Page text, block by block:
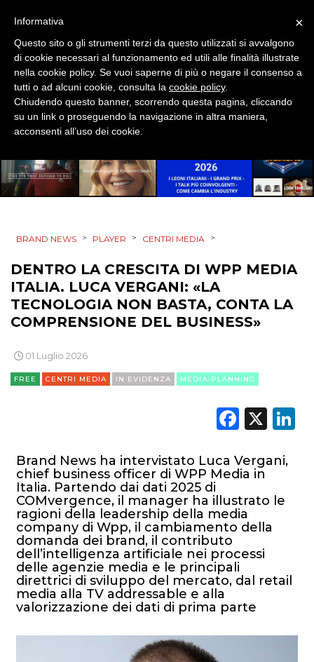
BRAND NEWS > PLAYER > CENTRI MEDIA >
DENTRO LA CRESCITA DI WPP MEDIA
ITALIA. LUCA VERGANI: «LA
TECNOLOGIA NON BASTA, CONTA LA
COMPRENSIONE DEL BUSINESS»
01 Luglio 2026
FREE CENTRI MEDIA IN EVIDENZA MEDIA-PLANNING
X
Brand News ha intervistato Luca Vergani,
chief business officer di WPP Media in
Italia. Partendo dai dati 2025 di
COMvergence, il manager ha illustrato le
ragioni della leadership della media
company di Wpp, il cambiamento della
domanda dei brand, il contributo
dell’intelligenza artificiale nei processi
delle agenzie media e le principali
direttrici di sviluppo del mercato, dal retail
media alla TV addressable e alla
valorizzazione dei dati di prima parte
×
Informativa
Questo sito o gli strumenti terzi da questo utilizzati si avvalgono
di cookie necessari al funzionamento ed utili alle finalità illustrate
nella cookie policy. Se vuoi saperne di più o negare il consenso a
tutti o ad alcuni cookie, consulta la cookie policy.
Chiudendo questo banner, scorrendo questa pagina, cliccando
su un link o proseguendo la navigazione in altra maniera,
acconsenti all’uso dei cookie.